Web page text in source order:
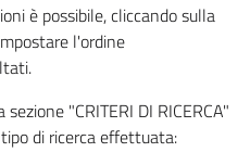
è possibile, cliccando sulla
l'ordine
"CRITERI DI RICERCA"
di ricerca effettuata: